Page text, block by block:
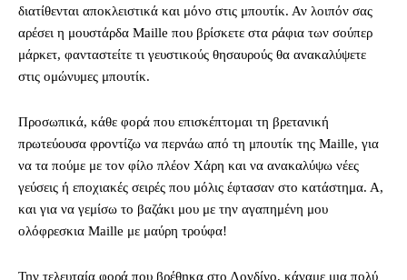
διατίθενται αποκλειστικά και μόνο στις μπουτίκ. Αν λοιπόν σας
αρέσει η μουστάρδα Maille που βρίσκετε στα ράφια των σούπερ
μάρκετ, φανταστείτε τι γευστικούς θησαυρούς θα ανακαλύψετε
στις ομώνυμες μπουτίκ.
Προσωπικά, κάθε φορά που επισκέπτομαι τη βρετανική
πρωτεύουσα φροντίζω να περνάω από τη μπουτίκ της Maille, για
να τα πούμε με τον φίλο πλέον Χάρη και να ανακαλύψω νέες
γεύσεις ή εποχιακές σειρές που μόλις έφτασαν στο κατάστημα. Α,
και για να γεμίσω το βαζάκι μου με την αγαπημένη μου
ολόφρεσκια Maille με μαύρη τρούφα!
Την τελευταία φορά που βρέθηκα στο Λονδίνο, κάναμε μια πολύ